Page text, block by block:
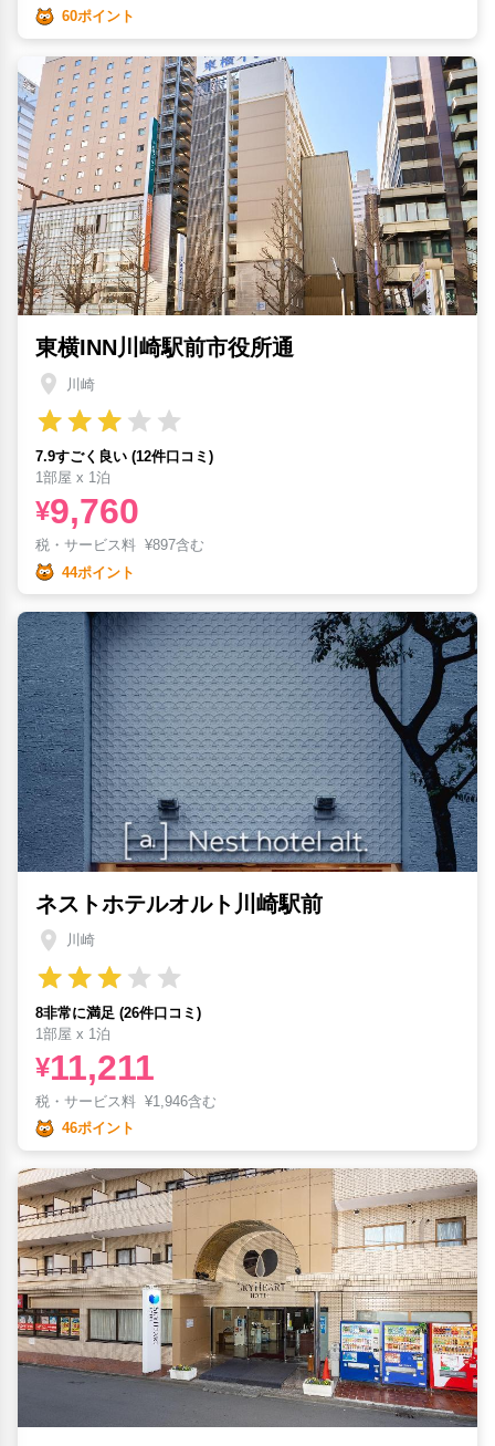
60ポイント
東横INN川崎駅前市役所通
川崎
7.9すごく良い (12件口コミ)
1部屋 x 1泊
¥9,760
税・サービス料 ¥897含む
44ポイント
ネストホテルオルト川崎駅前
川崎
8非常に満足 (26件口コミ)
1部屋 x 1泊
¥11,211
税・サービス料 ¥1,946含む
46ポイント